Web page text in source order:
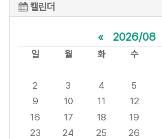
캘린더
« 2026/08
일 월 화 수
2
3 4 5
9
10 11 12
16
17 18 19
23
24 25 26